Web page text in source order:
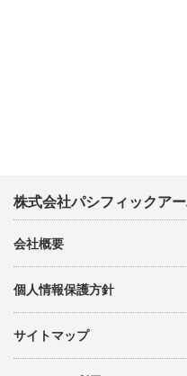
株式会社パシフィックア
会社概要
個人情報保護方針
サイトマップ